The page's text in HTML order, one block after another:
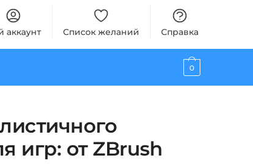
аккаунт Список желаний Справка
0
игр: от ZBrush